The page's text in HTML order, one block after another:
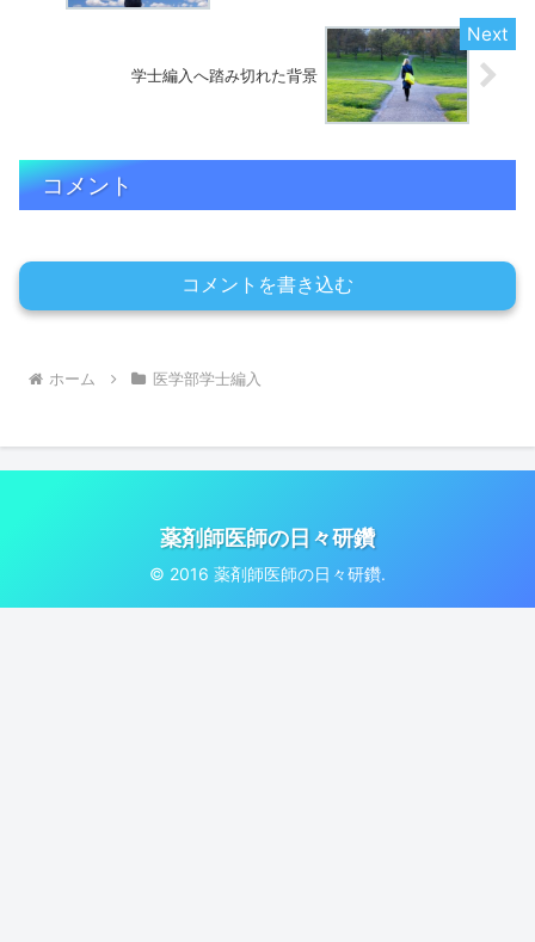
学士編入へ踏み切れた背景
コメント
コメントを書き込む
ホーム 医学部学士編入
薬剤師医師の日々研鑽
© 2016 薬剤師医師の日々研鑽.